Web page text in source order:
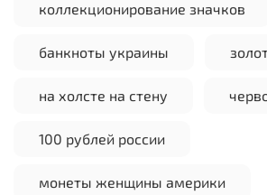
коллекционирование значков
банкноты украины
на холсте на стену
100 рублей россии
монеты женщины америки